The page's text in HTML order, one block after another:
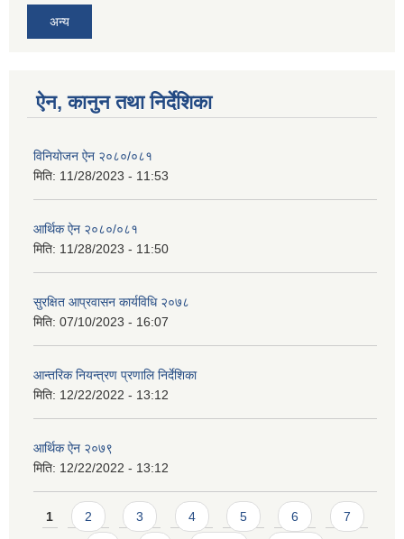
अन्य
ऐन, कानुन तथा निर्देशिका
विनियोजन ऐन २०८०/०८१
मिति: 11/28/2023 - 11:53
आर्थिक ऐन २०८०/०८१
मिति: 11/28/2023 - 11:50
सुरक्षित आप्रवासन कार्यविधि २०७८
मिति: 07/10/2023 - 16:07
आन्तरिक नियन्त्रण प्रणालि निर्देशिका
मिति: 12/22/2022 - 13:12
आर्थिक ऐन २०७९
मिति: 12/22/2022 - 13:12
Pages
1 2 3 4 5 6 7